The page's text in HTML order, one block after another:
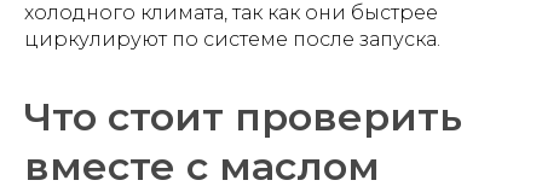
холодного климата, так как они быстрее
циркулируют по системе после запуска.
Что стоит проверить
вместе с маслом